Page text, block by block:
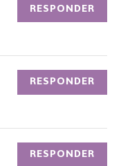
RESPONDER
RESPONDER
RESPONDER